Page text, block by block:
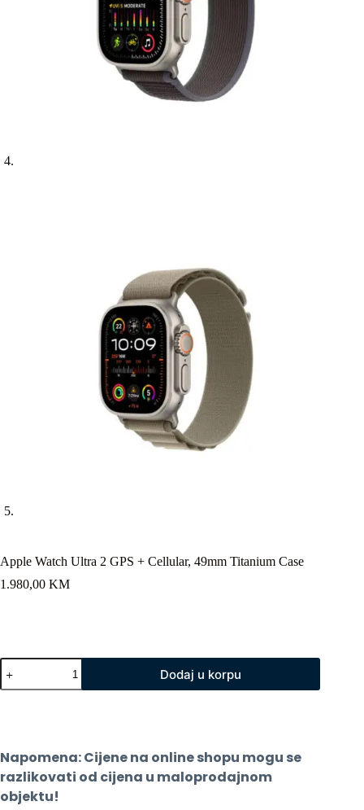
Apple Watch Ultra 2 GPS + Cellular, 49mm Titanium Case
1.980,00 KM
Apple
Watch
Ultra
49mm
Titanium
Case
količina
Dodaj u korpu
Napomena: Cijene na online shopu mogu se
razlikovati od cijena u maloprodajnom
objektu!